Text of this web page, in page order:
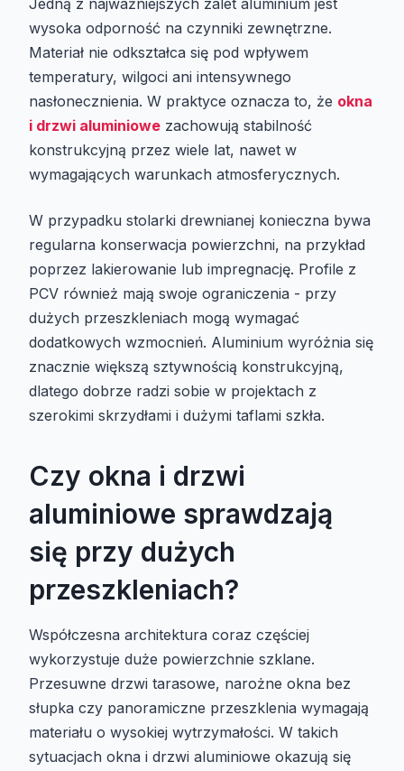
Jedną z najważniejszych zalet aluminium jest
wysoka odporność na czynniki zewnętrzne.
Materiał nie odkształca się pod wpływem
temperatury, wilgoci ani intensywnego
nasłonecznienia. W praktyce oznacza to, że okna
i drzwi aluminiowe zachowują stabilność
konstrukcyjną przez wiele lat, nawet w
wymagających warunkach atmosferycznych.
W przypadku stolarki drewnianej konieczna bywa
regularna konserwacja powierzchni, na przykład
poprzez lakierowanie lub impregnację. Profile z
PCV również mają swoje ograniczenia - przy
dużych przeszkleniach mogą wymagać
dodatkowych wzmocnień. Aluminium wyróżnia się
znacznie większą sztywnością konstrukcyjną,
dlatego dobrze radzi sobie w projektach z
szerokimi skrzydłami i dużymi taflami szkła.
Czy okna i drzwi
aluminiowe sprawdzają
się przy dużych
przeszkleniach?
Współczesna architektura coraz częściej
wykorzystuje duże powierzchnie szklane.
Przesuwne drzwi tarasowe, narożne okna bez
słupka czy panoramiczne przeszklenia wymagają
materiału o wysokiej wytrzymałości. W takich
sytuacjach okna i drzwi aluminiowe okazują się